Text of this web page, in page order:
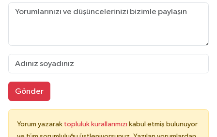
Gönder
Yorum yazarak topluluk kurallarımızı kabul etmiş bulunuyor